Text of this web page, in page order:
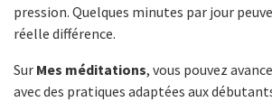
pression. Quelques minutes par jour
réelle différence.
Sur Mes méditations, vous pouvez
avec des pratiques adaptées aux